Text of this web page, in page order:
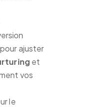
ajuster
et
vos
le